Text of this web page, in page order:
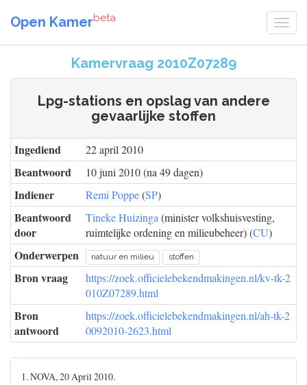
Open Kamerbeta
Kamervraag 2010Z07289
Lpg-stations en opslag van andere
gevaarlijke stoffen
Ingediend 22 april 2010
Beantwoord 10 juni 2010 (na 49 dagen)
Indiener Remi Poppe(SP)
Beantwoord
door
Tineke Huizinga (minister volkshuisvesting,
ruimtelijke ordening en milieubeheer) (CU)
Onderwerpen natuur en milieu stoffen
Bron vraag
https://zoek.officielebekendmakingen.nl/kv-tk-2
010Z07289.html
Bron
antwoord
https://zoek.officielebekendmakingen.nl/ah-tk-2
0092010-2623.html
1. NOVA, 20 April 2010.